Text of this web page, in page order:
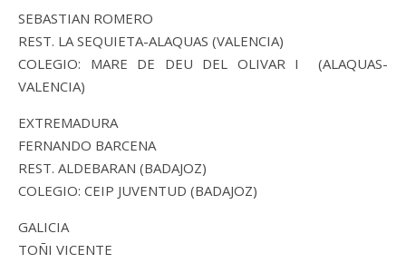
SEBASTIAN ROMERO
REST. LA SEQUIETA-ALAQUAS (VALENCIA)
COLEGIO: MARE DE DEU DEL OLIVAR I (ALAQUAS-
VALENCIA)
EXTREMADURA
FERNANDO BARCENA
REST. ALDEBARAN (BADAJOZ)
COLEGIO: CEIP JUVENTUD (BADAJOZ)
GALICIA
TOÑI VICENTE